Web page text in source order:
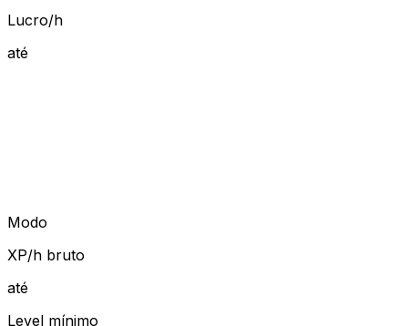
Lucro/h
até
Modo
XP/h bruto
até
Level mínimo